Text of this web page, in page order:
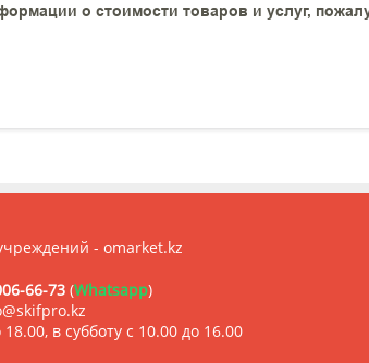
о стоимости товаров и услуг,
- omarket.kz
66-73(Whatsapp)
в субботу с 10.00 до 16.00